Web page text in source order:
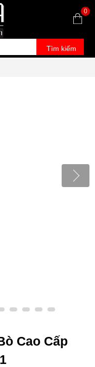
0
Tìm kiếm
Cao Cấp